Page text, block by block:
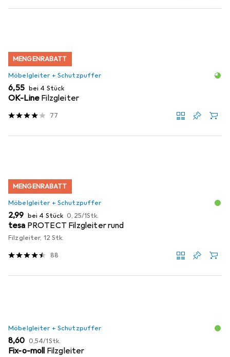
MENGENRABATT
Möbelgleiter + Schutzpuffer
EUR
6,55 bei 4 Stück
OK-Line Filzgleiter
77
MENGENRABATT
Möbelgleiter + Schutzpuffer
EUR
2,99 bei 4 Stück EUR
0,25/1Stk.
tesa PROTECT Filzgleiter rund
Filzgleiter, 12 Stk.
88
Möbelgleiter + Schutzpuffer
EUR
8,60 EUR
0,54/1Stk.
Fix-o-moll Filzgleiter